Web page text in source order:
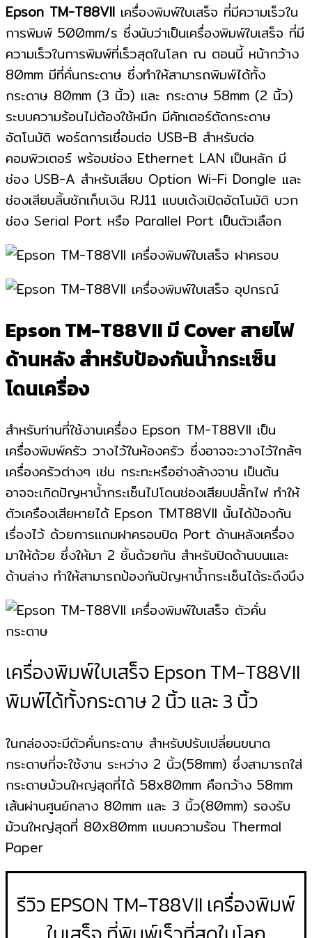
Epson TM-T88VII เครื่องพิมพ์ใบเสร็จ ที่มีความเร็วใน
การพิมพ์ 500mm/s ซึ่งนับว่าเป็นเครื่องพิมพ์ใบเสร็จ ที่มี
ความเร็วในการพิมพ์ที่เร็วสุดในโลก ณ ตอนนี้ หน้ากว้าง
80mm มีที่คั่นกระดาษ ซึ่งทำให้สามารถพิมพ์ได้ทั้ง
กระดาษ 80mm (3 นิ้ว) และ กระดาษ 58mm (2 นิ้ว)
ระบบความร้อนไม่ต้องใช้หมึก มีคัทเตอร์ตัดกระดาษ
อัตโนมัติ พอร์ตการเชื่อมต่อ USB-B สำหรับต่อ
คอมพิวเตอร์ พร้อมช่อง Ethernet LAN เป็นหลัก มี
ช่อง USB-A สำหรับเสียบ Option Wi-Fi Dongle และ
ช่องเสียบลิ้นชักเก็บเงิน RJ11 แบบเด้งเปิดอัตโนมัติ บวก
ช่อง Serial Port หรือ Parallel Port เป็นตัวเลือก
Epson TM-T88VII มี Cover สายไฟ
ด้านหลัง สำหรับป้องกันน้ำกระเซ็น
โดนเครื่อง
สำหรับท่านที่ใช้งานเครื่อง Epson TM-T88VII เป็น
เครื่องพิมพ์ครัว วางไว้ในห้องครัว ซึ่งอาจจะวางไว้ใกล้ๆ
เครื่องครัวต่างๆ เช่น กระทะหรืออ่างล้างจาน เป็นต้น
อาจจะเกิดปัญหาน้ำกระเซ็นไปโดนช่องเสียบปลั๊กไฟ ทำให้
ตัวเครืองเสียหายได้ Epson TMT88VII นั้นได้ป้องกัน
เรื่องไว้ ด้วยการแถมฝาครอบปิด Port ด้านหลังเครื่อง
มาให้ด้วย ซึ่งให้มา 2 ชิ้นด้วยกัน สำหรับปิดด้านบนและ
ด้านล่าง ทำให้สามารถป้องกันปัญหาน้ำกระเซ็นได้ระดึงนึง
เครื่องพิมพ์ใบเสร็จ Epson TM-T88VII
พิมพ์ได้ทั้งกระดาษ 2 นิ้ว และ 3 นิ้ว
ในกล่องจะมีตัวคั่นกระดาษ สำหรับปรับเปลี่ยนขนาด
กระดาษที่จะใช้งาน ระหว่าง 2 นิ้ว(58mm) ซึ่งสามารถใส่
กระดาษม้วนใหญ่สุดที่ได้ 58x80mm คือกว้าง 58mm
เส้นผ่านศูนย์กลาง 80mm และ 3 นิ้ว(80mm) รองรับ
ม้วนใหญ่สุดที่ 80x80mm แบบความร้อน Thermal
Paper
รีวิว EPSON TM-T88VII เครื่องพิมพ์